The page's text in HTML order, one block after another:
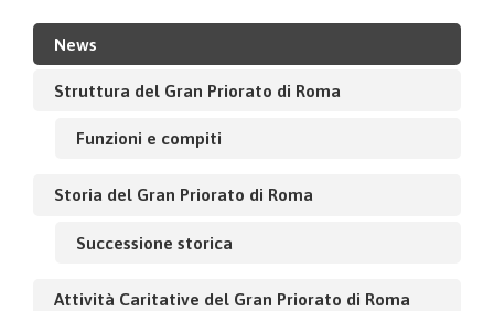
News
Struttura del Gran Priorato di Roma
Funzioni e compiti
Storia del Gran Priorato di Roma
Successione storica
Attività Caritative del Gran Priorato di Roma